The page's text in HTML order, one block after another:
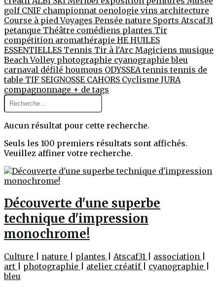
golf CNIF championnat oenologie vins architecture
Course à piedVoyages Pensée nature Sports Atscaf31
petanque Théâtre comédiens plantes Tir
compétition aromathérapie HE HUILES
ESSENTIELLES Tennis Tir à l'Arc Magiciens musique
Beach Volley photographie cyanographiebleu
carnaval défilé houmous ODYSSEAtennistennis de
table TIF SEIGNOSSE CAHORS Cyclisme JURA
compagnonnage + de tags
Aucun résultat pour cette recherche.
Seuls les 100 premiers résultats sont affichés.
Veuillez affiner votre recherche.
Découverte d'une superbe
technique d'impression
monochrome!
Culture nature plantes Atscaf31 association
art
photographie atelier créatif cyanographie
bleu